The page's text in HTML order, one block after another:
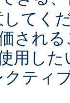
てく
され
用し
クティ